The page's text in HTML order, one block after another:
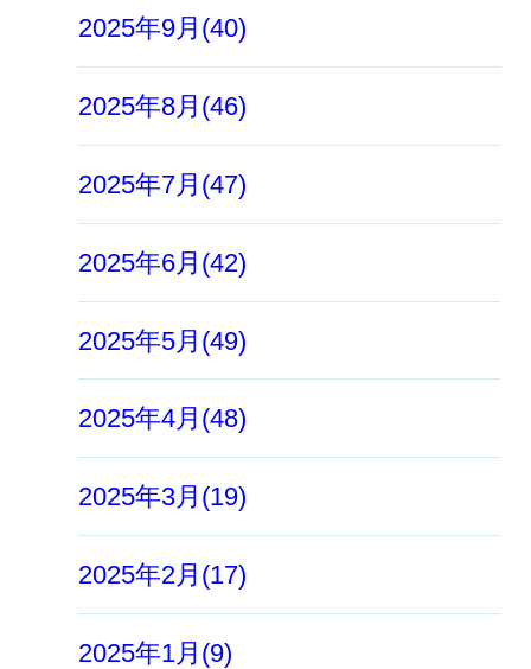
2025年9月(40)
2025年8月(46)
2025年7月(47)
2025年6月(42)
2025年5月(49)
2025年4月(48)
2025年3月(19)
2025年2月(17)
2025年1月(9)